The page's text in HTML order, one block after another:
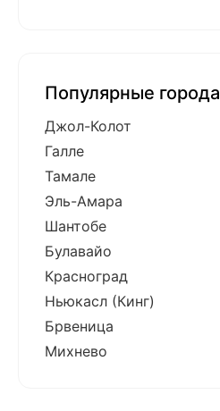
Популярные города
Джол-Колот
Галле
Тамале
Эль-Амара
Шантобе
Булавайо
Красноград
Ньюкасл (Кинг)
Брвеница
Михнево